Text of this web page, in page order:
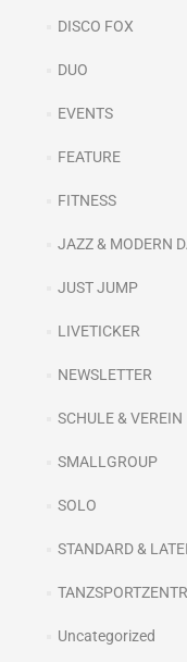
DISCO FOX
DUO
EVENTS
FEATURE
FITNESS
JAZZ & MODERN
JUST JUMP
LIVETICKER
NEWSLETTER
SCHULE & VEREIN
SMALLGROUP
SOLO
STANDARD &
Uncategorized